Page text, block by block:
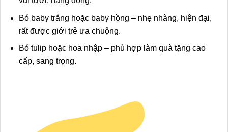
Bó baby trắng hoặc baby hồng – nhẹ nhàng, hiện đại,
rất được giới trẻ ưa chuộng.
Bó tulip hoặc hoa nhập – phù hợp làm quà tặng cao
cấp, sang trọng.